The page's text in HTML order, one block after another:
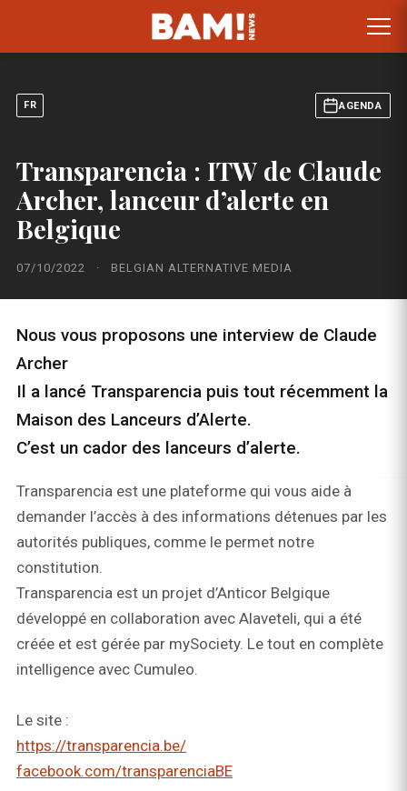
FR AGENDA
Transparencia : ITW de Claude
Archer, lanceur d’alerte en
Belgique
07/10/2022 · BELGIAN ALTERNATIVE MEDIA
Nous vous proposons une interview de Claude
Archer
Il a lancé Transparencia puis tout récemment la
Maison des Lanceurs d’Alerte.
C’est un cador des lanceurs d’alerte.
Transparencia est une plateforme qui vous aide à
demander l’accès à des informations détenues par les
autorités publiques, comme le permet notre
constitution.
Transparencia est un projet d’Anticor Belgique
développé en collaboration avec Alaveteli, qui a été
créée et est gérée par mySociety. Le tout en complète
intelligence avec Cumuleo.
Le site :
https://transparencia.be/
facebook.com/transparenciaBE